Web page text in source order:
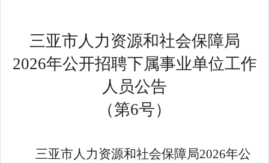
三亚市人力资源和社会保障局
2026年公开招聘下属事业单位工作
人员公告
（第6号）
三亚市人力资源和社会保障局2026年公